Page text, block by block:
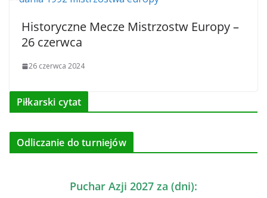
Historyczne Mecze Mistrzostw Europy –
26 czerwca
26 czerwca 2024
Piłkarski cytat
Odliczanie do turniejów
Puchar Azji 2027 za (dni):